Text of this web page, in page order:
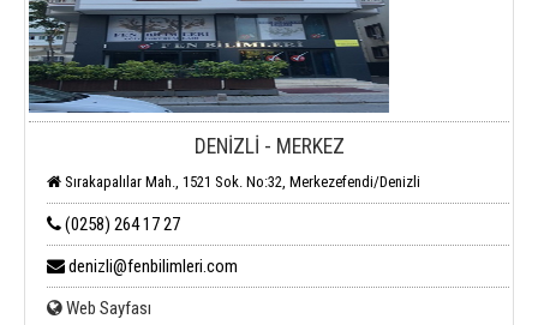
DENİZLİ - MERKEZ
Sırakapalılar Mah., 1521 Sok. No:32, Merkezefendi/Denizli
(0258) 264 17 27
denizli@fenbilimleri.com
Web Sayfası